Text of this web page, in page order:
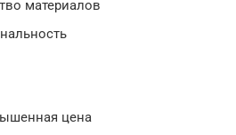
материалов
цена